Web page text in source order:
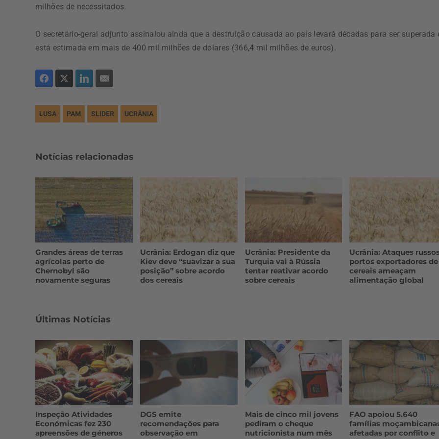
milhões de necessitados.
O secretário-geral adjunto assinalou ainda que a destruição causada ao país levará décadas para ser superada
está estimada em mais de 400 mil milhões de dólares (366,4 mil milhões de euros).
LUSA PAM SLIDER UCRÂNIA
Notícias relacionadas
Grandes áreas de terras
agrícolas perto de
Chernobyl são
novamente seguras
Ucrânia: Erdogan diz que
Kiev deve “suavizar a sua
posição” sobre acordo
dos cereais
Ucrânia: Presidente da
Turquia vai à Rússia
tentar reativar acordo
sobre cereais
Ucrânia: Ataques
portos exportadores de
cereais ameaçam
alimentação global
Últimas Notícias
Inspeção Atividades
Económicas fez 230
apreensões de géneros
DGS emite
recomendações para
observação em
Mais de cinco mil jovens
pediram o cheque
nutricionista num mês
FAO apoiou 5.640
famílias
afetadas por conflito e